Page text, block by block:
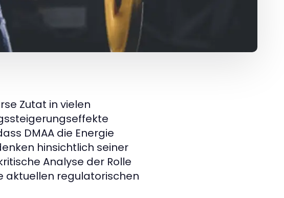
Zutat in vielen
DMAA die Energie
hinsichtlich seiner
Analyse der Rolle
aktuellen regulatorischen